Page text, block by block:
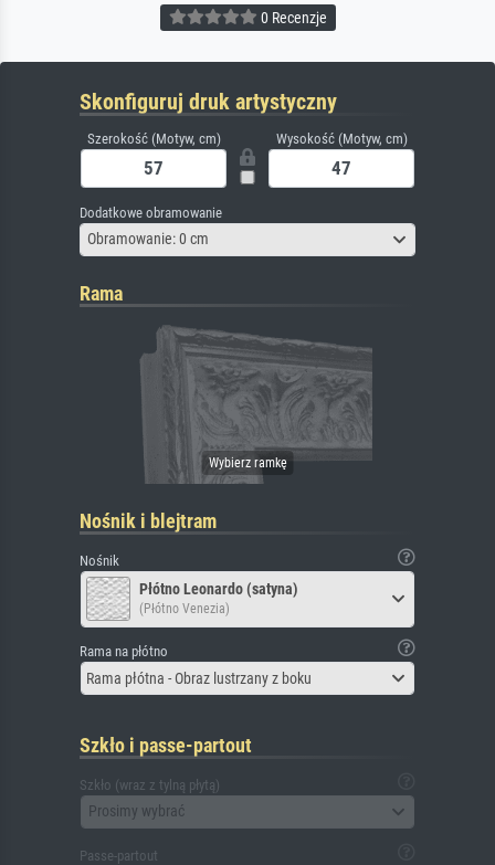
0 Recenzje
Skonfiguruj druk artystyczny
Szerokość (Motyw, cm) Wysokość (Motyw, cm)
Dodatkowe obramowanie
Obramowanie: 0 cm
Rama
Nośnik i blejtram
Nośnik
Płótno Leonardo (satyna)
(Płótno Venezia)
Rama na płótno
Rama płótna - Obraz lustrzany z boku
Szkło i passe-partout
Szkło (wraz z tylną płytą)
Prosimy wybrać
Passe-partout